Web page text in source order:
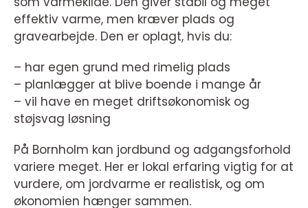
effektiv varme, men kræver plads og
gravearbejde. Den er oplagt, hvis du:
– har egen grund med rimelig plads
– planlægger at blive boende i mange år
– vil have en meget driftsøkonomisk og
støjsvag løsning
På Bornholm kan jordbund og adgangsforhold
variere meget. Her er lokal erfaring vigtig for at
vurdere, om jordvarme er realistisk, og om
økonomien hænger sammen.